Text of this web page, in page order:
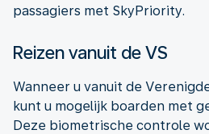
passagiers met SkyPriority.
Reizen vanuit de VS
Wanneer u vanuit de
kunt u mogelijk boarden met
Deze biometrische controle